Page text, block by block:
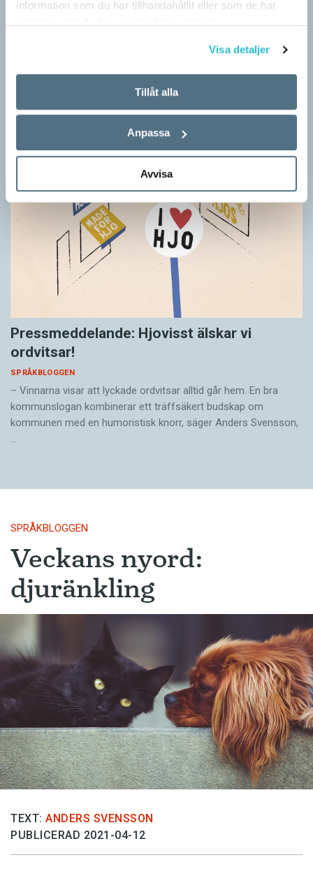
information som du har tillhandahållit eller som de har
Visa detaljer
Tillåt alla
Anpassa
Avvisa
Pressmeddelande: Hjovisst älskar vi
ordvitsar!
SPRÅKBLOGGEN
– Vinnarna visar att lyckade ordvitsar alltid går hem. En bra
kommunslogan kombinerar ett träffsäkert budskap om
kommunen med en humoristisk knorr, säger Anders Svensson,
…
SPRÅKBLOGGEN
Veckans nyord:
djuränkling
TEXT: ANDERS SVENSSON
PUBLICERAD 2021-04-12